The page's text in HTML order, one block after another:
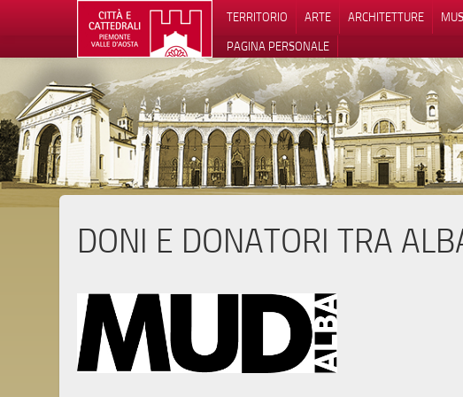
TERRITORIO ARTE ARCHITETTURE
PAGINA PERSONALE
DONI E DONATORI TRAInformativa sulla